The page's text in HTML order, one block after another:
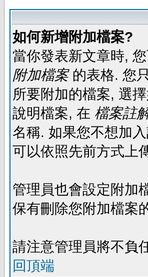
如何新增附加檔案?
當你發表新文章時,
附加檔案的表格. 您
所要附加的檔案, 選
說明檔案, 在 檔案註
名稱. 如果您不想加
可以依照先前方式上
管理員也會設定附加
保有刪除您附加檔案
請注意管理員將不負
回頂端